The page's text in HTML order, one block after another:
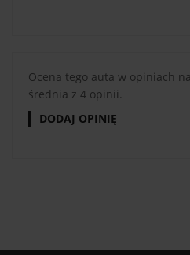
Ocena tego auta w opiniach
średnia z 4 opinii.
DODAJ OPINIĘ